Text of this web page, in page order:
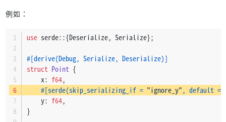
例如：
use serde::{Deserialize, Serialize};
#[derive(Debug, Serialize, Deserialize)]
struct Point {
    x:
f64,
#[serde(skip_serializing_if = "ignore_y", default =
    y:
f64,
}